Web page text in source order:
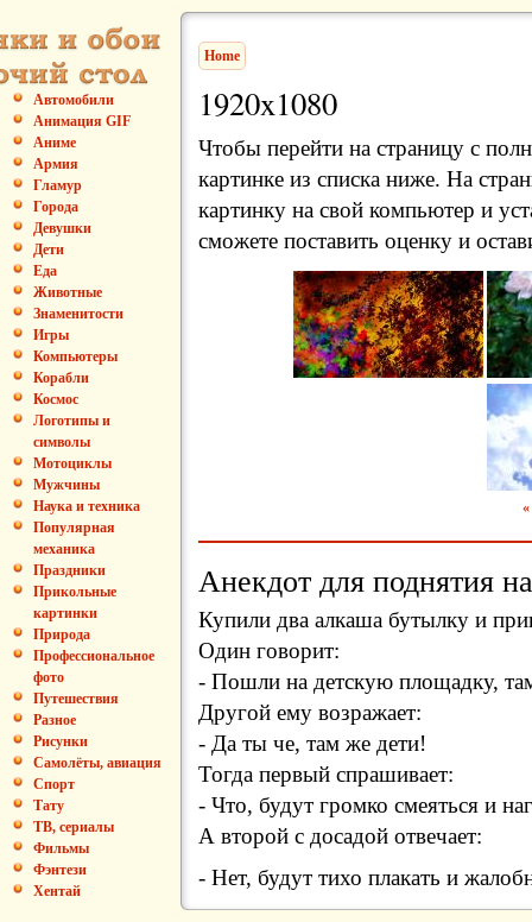
Автомобили
Анимация GIF
Аниме
Армия
Гламур
Города
Девушки
Дети
Еда
Животные
Знаменитости
Игры
Компьютеры
Корабли
Космос
Логотипы и
символы
Мотоциклы
Мужчины
Наука и техника
Популярная
механика
Праздники
Прикольные
картинки
Природа
Профессиональное
фото
Путешествия
Разное
Рисунки
Самолёты, авиация
Спорт
Тату
ТВ, сериалы
Фильмы
Фэнтези
Хентай
Home
1920x1080
Чтобы перейти на страницу с
картинке из списка ниже. На
картинку на свой компьютер и
сможете поставить оценку и
«
Анекдот для поднятия
Купили два алкаша бутылку и
Один говорит:
- Пошли на детскую площадку,
Другой ему возражает:
- Да ты че, там же дети!
Тогда первый спрашивает:
- Что, будут громко смеяться и
А второй с досадой отвечает:
- Нет, будут тихо плакать и